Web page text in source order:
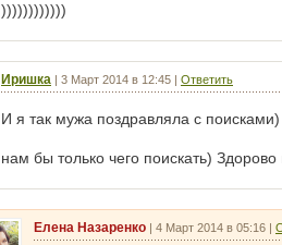
))))))))))))
Иришка | 3 Март 2014 в 12:45 | Ответить
И я так мужа поздравляла с
нам бы только чего поискать) Здорово
Елена Назаренко | 4 Март 2014 в 05:16 |